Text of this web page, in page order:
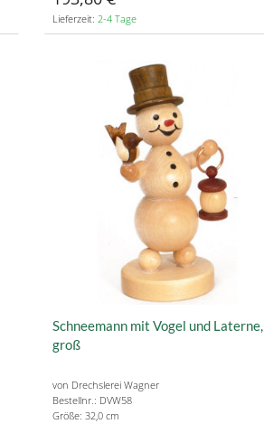
Lieferzeit: 2-4 Tage
Schneemann mit Vogel und Laterne,
groß
von Drechslerei Wagner
Bestellnr.: DVW58
Größe: 32,0 cm